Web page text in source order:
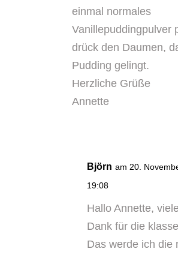
einmal normales
Vanillepuddingpulver
drück den Daumen,
Pudding gelingt.
Herzliche Grüße
Annette
Björn am 20.
19:08
Hallo Annette,
Dank für die
Das werde ich die